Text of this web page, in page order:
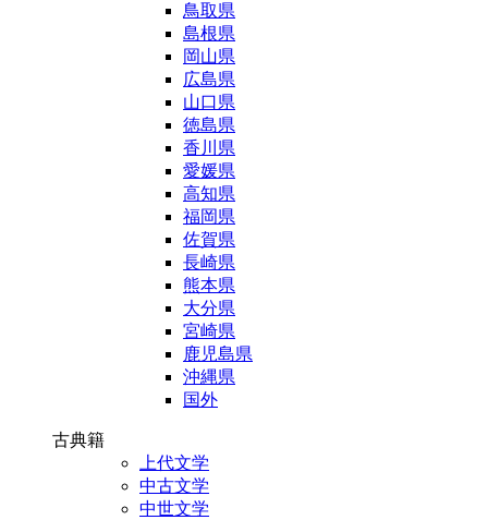
鳥取県
島根県
岡山県
広島県
山口県
徳島県
香川県
愛媛県
高知県
福岡県
佐賀県
長崎県
熊本県
大分県
宮崎県
鹿児島県
沖縄県
国外
古典籍
上代文学
中古文学
中世文学